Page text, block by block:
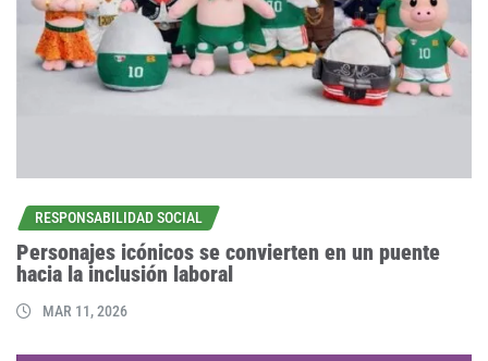
RESPONSABILIDAD SOCIAL
Personajes icónicos se convierten en un puente
hacia la inclusión laboral
MAR 11, 2026